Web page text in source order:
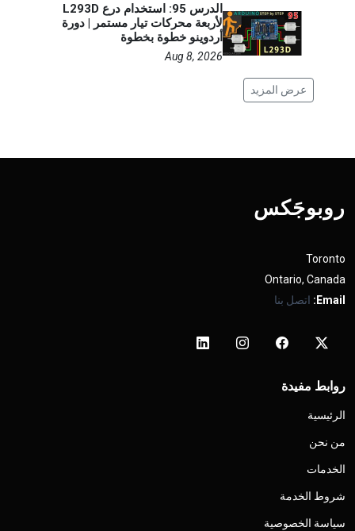
الدرس 95: استخدام درع L293D
لأربعة محركات تيار مستمر | دورة
أردوينو خطوة بخطوة
Aug 8, 2026
عرض المزيد
روبوجَکس
Toronto
Ontario, Canada
Email: اتصل بنا
روابط مفيدة
الرئيسية
من نحن
الخدمات
شروط الخدمة
سياسة الخصوصية